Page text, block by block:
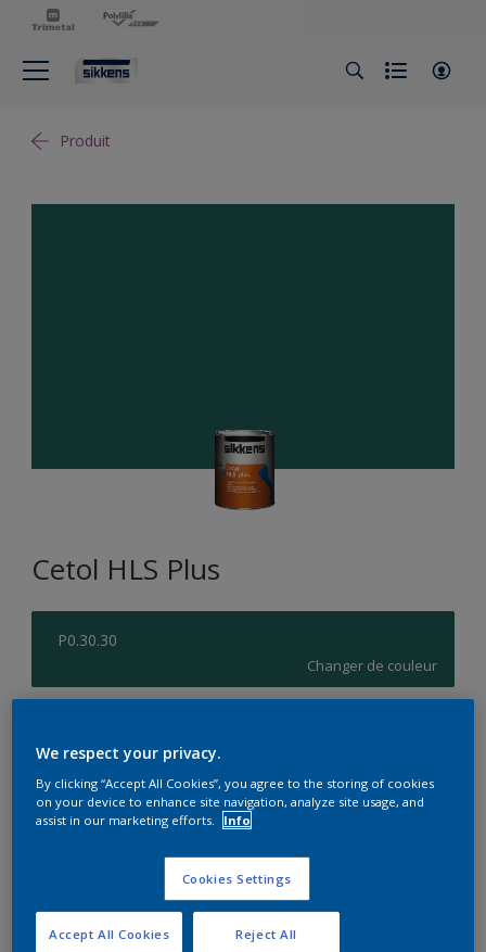
Produit
Cetol HLS Plus
P0.30.30
Changer de couleur
1L
Quantité Calculateur de peinture
Calculer
We respect your privacy.
By clicking “Accept All Cookies”, you agree to the storing of cookies
on your device to enhance site navigation, analyze site usage, and
assist in our marketing efforts.
Info
Cookies Settings
Reject All
Accept All Cookies